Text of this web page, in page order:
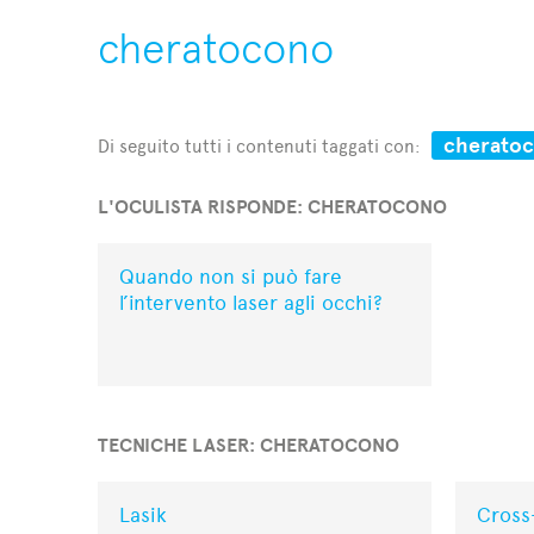
cheratocono
Di seguito tutti i contenuti taggati con:
L'OCULISTA RISPONDE: CHERATOCONO
Quando non si può fare
l’intervento laser agli occhi?
TECNICHE LASER: CHERATOCONO
Lasik